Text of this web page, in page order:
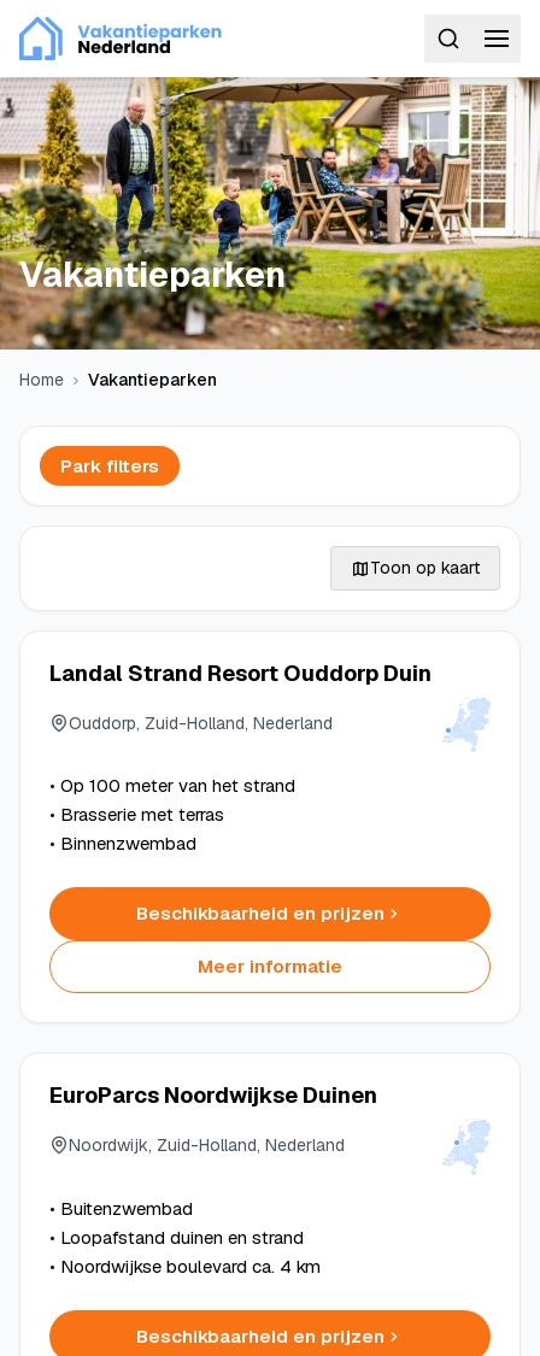
Vakantieparken
Home Vakantieparken
Park filters
Toon op kaart
Landal Strand Resort Ouddorp Duin
Ouddorp, Zuid-Holland, Nederland
• Op 100 meter van het strand
• Brasserie met terras
• Binnenzwembad
Beschikbaarheid en prijzen
Meer informatie
EuroParcs Noordwijkse Duinen
Noordwijk, Zuid-Holland, Nederland
• Buitenzwembad
• Loopafstand duinen en strand
• Noordwijkse boulevard ca. 4 km
Beschikbaarheid en prijzen